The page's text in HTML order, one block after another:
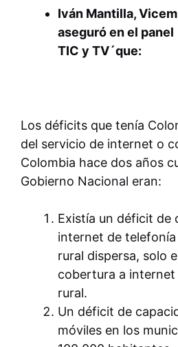
Iván Mantilla,
aseguró en el
TIC y TV´que:
Los déficits que tenía
del servicio de internet o
Colombia hace dos años
Gobierno Nacional eran:
Existía un déficit de
internet de
rural dispersa, solo
cobertura a internet
rural.
Un déficit de
móviles en los